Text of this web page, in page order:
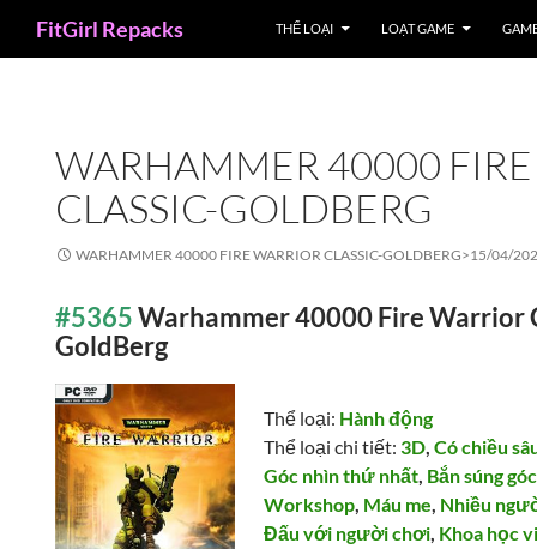
FitGirl Repacks THỂ LOẠI LOẠT GAME
WARHAMMER 40000
CLASSIC-GOLDBERG
WARHAMMER 40000 FIRE WARRIOR CLASSIC-GOLDBERG>15/04/
#5365Warhammer 40000 Fire Warrior
GoldBerg
Thể loại: Hành động
Thể loại chi tiết: 3D,Có chiều
Góc nhìn thứ nhất, Bắn súng
Workshop, Máu me, Nhiều
Đấu với người chơi, Khoa học